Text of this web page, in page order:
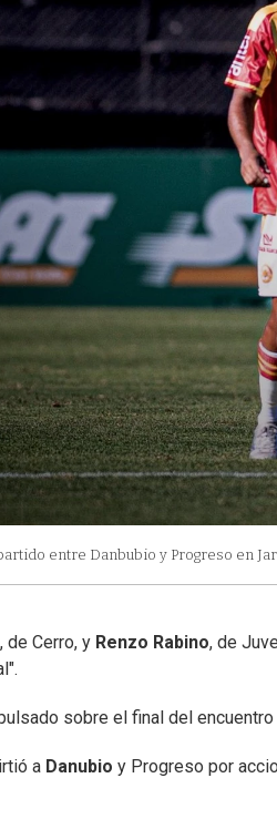
entre Danbubio y Progreso en
, de Cerro, y Renzo Rabino, de
sobre el final del
a Danubio y Progreso por